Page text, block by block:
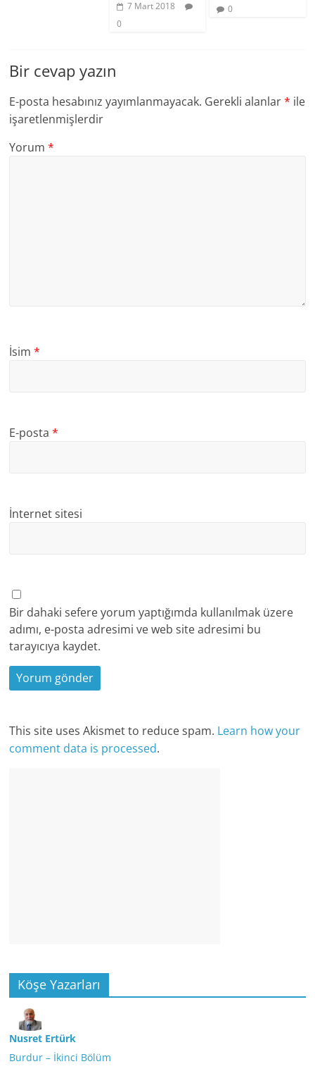
7 Mart 2018
0
0
Bir cevap yazın
E-posta hesabınız yayımlanmayacak. Gerekli alanlar* ile
işaretlenmişlerdir
Yorum*
İsim*
E-posta*
İnternet sitesi
Bir dahaki sefere yorum yaptığımda kullanılmak üzere
adımı, e-posta adresimi ve web site adresimi bu
tarayıcıya kaydet.
This site uses Akismet to reduce spam. Learn how your
comment data is processed.
Köşe Yazarları
Nusret Ertürk
Burdur – İkinci Bölüm